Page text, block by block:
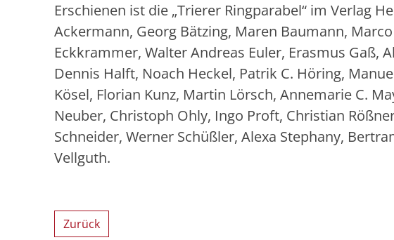
Erschienen ist die „Trierer Ringparabel“ im Verlag
Ackermann, Georg Bätzing, Maren Baumann,
Eckkrammer, Walter Andreas Euler, Erasmus Gaß,
Dennis Halft, Noach Heckel, Patrik C. Höring,
Kösel, Florian Kunz, Martin Lörsch, Annemarie C.
Neuber, Christoph Ohly, Ingo Proft, Christian
Schneider, Werner Schüßler, Alexa Stephany,
Vellguth.
Zurück